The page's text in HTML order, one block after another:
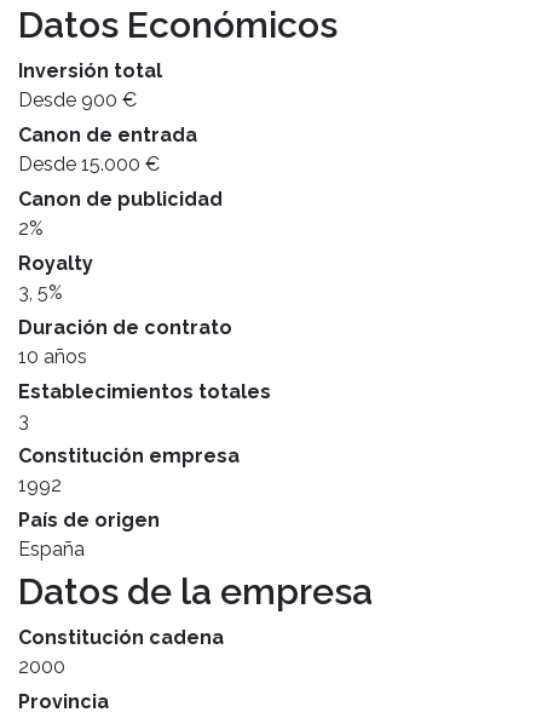
Datos Económicos
Inversión total
Desde 900 €
Canon de entrada
Desde 15.000 €
Canon de publicidad
2%
Royalty
3, 5%
Duración de contrato
10 años
Establecimientos totales
3
Constitución empresa
1992
País de origen
España
Datos de la empresa
Constitución cadena
2000
Provincia